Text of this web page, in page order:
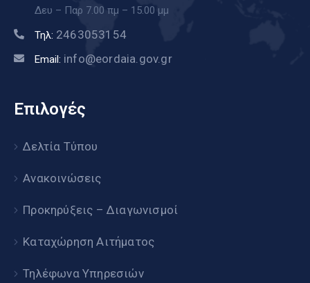
Δευ – Παρ 7.00 πμ – 15.00 μμ
Τηλ: 2463053154
Email: info@eordaia.gov.gr
Επιλογές
Δελτία Τύπου
Ανακοινώσεις
Προκηρύξεις – Διαγωνισμοί
Καταχώρηση Αιτήματος
Τηλέφωνα Υπηρεσιών